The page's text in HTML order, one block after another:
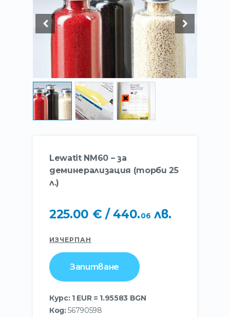
Lewatit NM60 – за
деминерализация (торби 25
л.)
225.00 € / 440.06 лв.
ИЗЧЕРПАН
Запитване
Курс: 1 EUR = 1.95583 BGN
Код:56790598